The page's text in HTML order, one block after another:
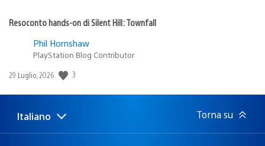
Resoconto hands-on di Silent Hill: Townfall
Phil Hornshaw
PlayStation Blog Contributor
Data
pubblicazione:
29 Luglio, 2026 3
Seleziona
Regione
Italiano Torna su